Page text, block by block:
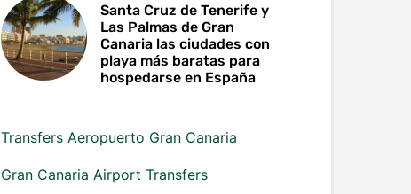
Santa Cruz de Tenerife y
Las Palmas de Gran
Canaria las ciudades con
playa más baratas para
hospedarse en España
Transfers Aeropuerto Gran Canaria
Gran Canaria Airport Transfers